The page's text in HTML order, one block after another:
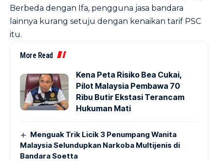
Berbeda dengan Ifa, pengguna jasa bandara
lainnya kurang setuju dengan kenaikan tarif PSC
itu.
More Read
Kena Peta Risiko Bea Cukai,
Pilot Malaysia Pembawa 70
Ribu Butir Ekstasi Terancam
Hukuman Mati
Menguak Trik Licik 3 Penumpang Wanita
Malaysia Selundupkan Narkoba Multijenis di
Bandara Soetta